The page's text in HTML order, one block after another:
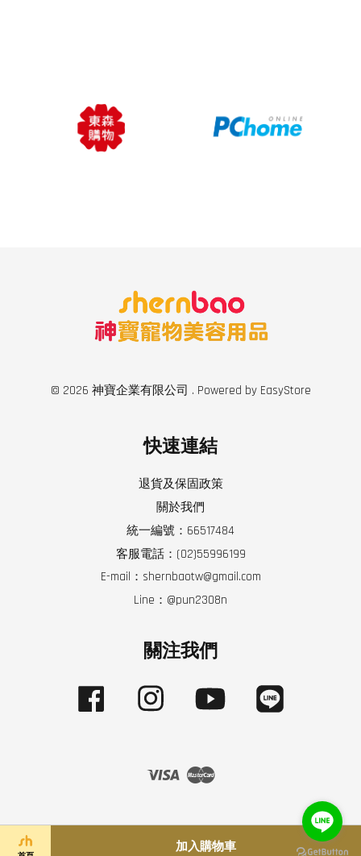
加入購物車
© 2026 神寶企業有限公司 . Powered by EasyStore
快速連結
退貨及保固政策
關於我們
統一編號：66517484
客服電話：(02)55996199
E-mail：shernbaotw@gmail.com
Line：@pun2308n
關注我們
Facebook Instagram YouTube
Visa Master